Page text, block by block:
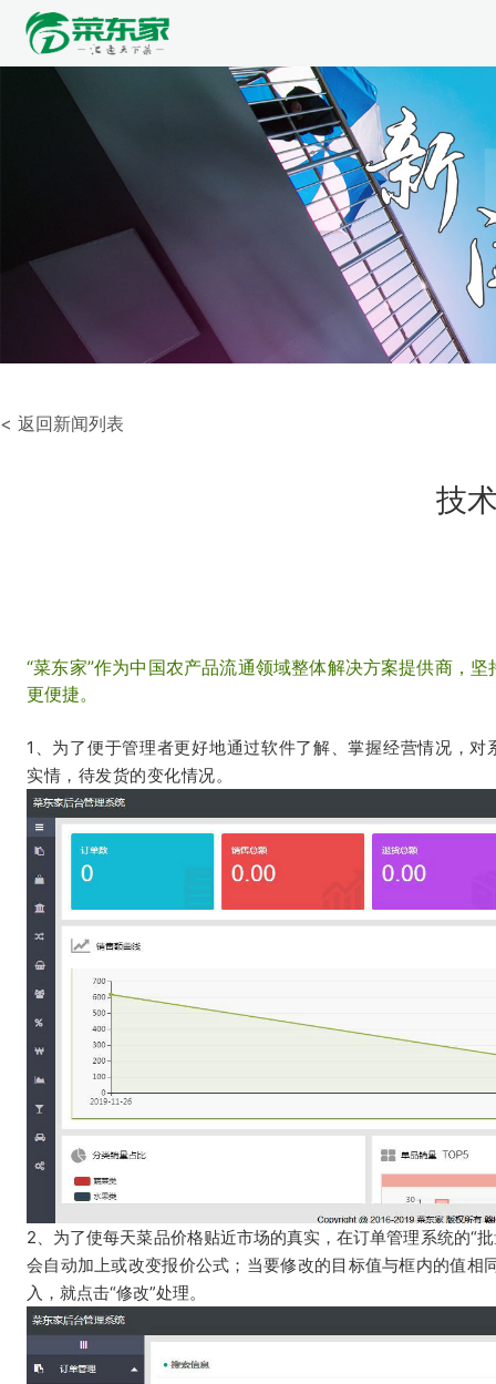
< 返回新闻列表
技
“菜东家”作为中国农产品流通领域整体解决方案提供商，
更便捷。
1、为了便于管理者更好地通过软件了解、掌握经营情况，
实情，待发货的变化情况。
2、为了使每天菜品价格贴近市场的真实，在订单管理系统的“
会自动加上或改变报价公式； 当要修改的目标值与框内的值相
入，就点击“修改”处理。